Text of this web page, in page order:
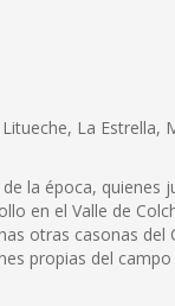
La Estrella,
la época, quienes
en el Valle de
otras casonas del
propias del